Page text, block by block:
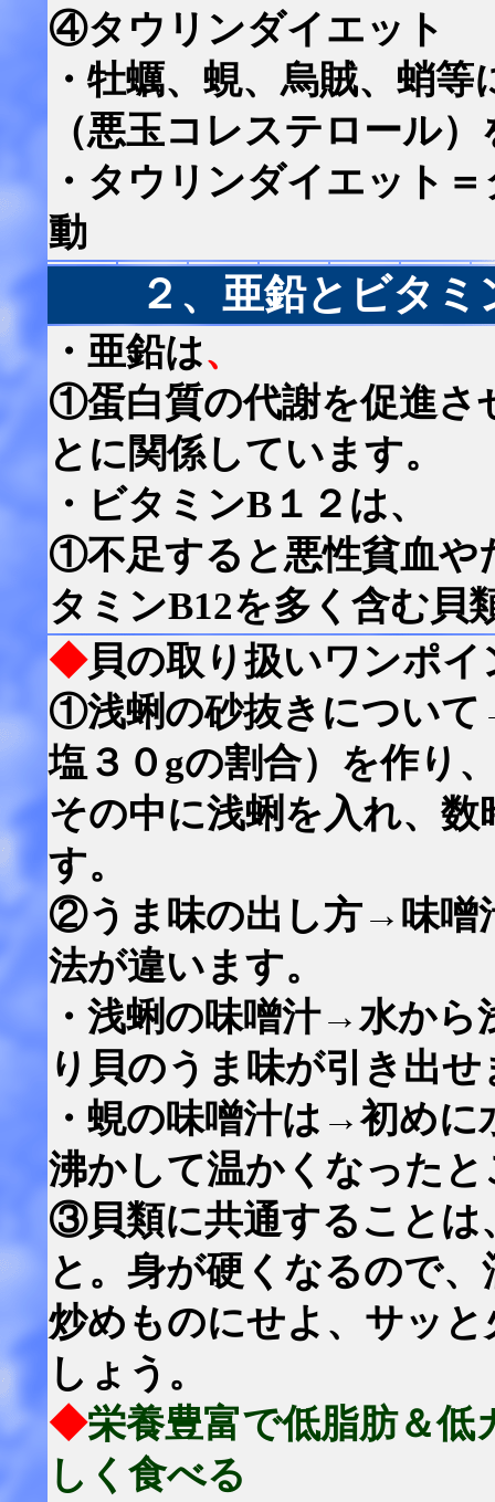
④タウリンダイエット
・牡蠣、蜆、烏賊、蛸
（悪玉コレステロール
・タウリンダイエット
動
２、亜鉛とビタ
・亜鉛は、
①蛋白質の代謝を促進
とに関係しています。
・ビタミンB１２は、
①不足すると悪性貧血
タミンB12を多く含む貝
◆貝の取り扱いワンポイ
①浅蜊の砂抜きについ
塩３０gの割合）を作り
その中に浅蜊を入れ、
す。
②うま味の出し方→味噌
法が違います。
・浅蜊の味噌汁→水か
り貝のうま味が引き出せ
・蜆の味噌汁は→初め
沸かして温かくなった
③貝類に共通することは
と。身が硬くなるので
炒めものにせよ、サッ
しょう。
◆栄養豊富で低脂肪＆低
しく食べる